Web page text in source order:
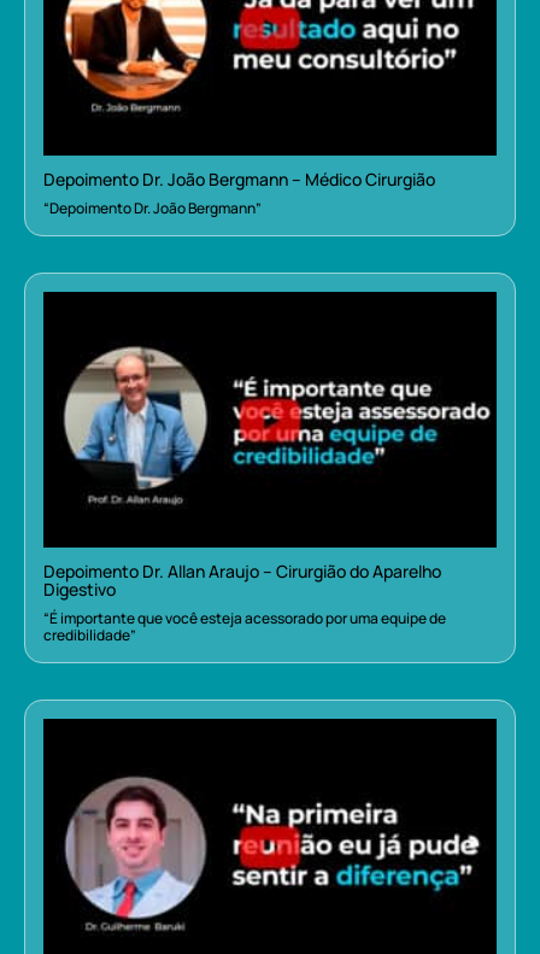
Depoimento Dr. João Bergmann – Médico Cirurgião
“Depoimento Dr. João Bergmann”
Depoimento Dr. Allan Araujo – Cirurgião do Aparelho
Digestivo
“É importante que você esteja acessorado por uma equipe de
credibilidade”